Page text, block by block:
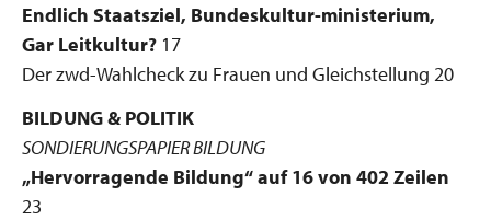
Endlich Staatsziel, Bundeskultur-ministerium,
Gar Leitkultur? 17
Der zwd-Wahlcheck zu Frauen und Gleichstellung 20
BILDUNG & POLITIK
SONDIERUNGSPAPIER BILDUNG
„Hervorragende Bildung“ auf 16 von 402 Zeilen
23